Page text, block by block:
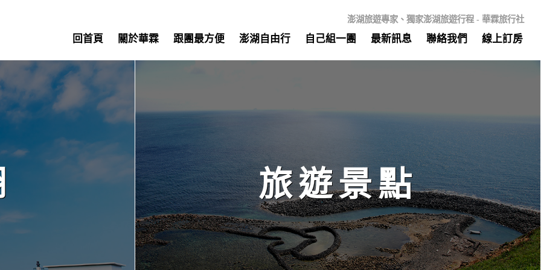
澎湖旅遊專家、獨家澎湖旅遊行程 - 華霖旅行社
回首頁 關於華霖 跟團最方便 澎湖自由行 自己組一團 最新訊息 聯絡我們 線上訂房
旅遊景點